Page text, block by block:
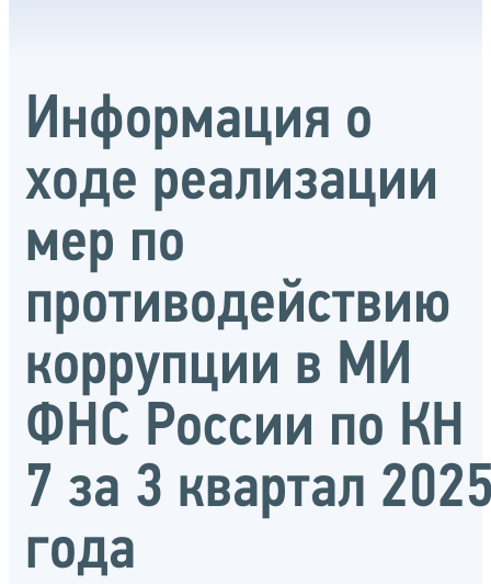
Информация о
ходе реализации
мер по
противодействию
коррупции в МИ
ФНС России по КН
7 за 3 квартал
года